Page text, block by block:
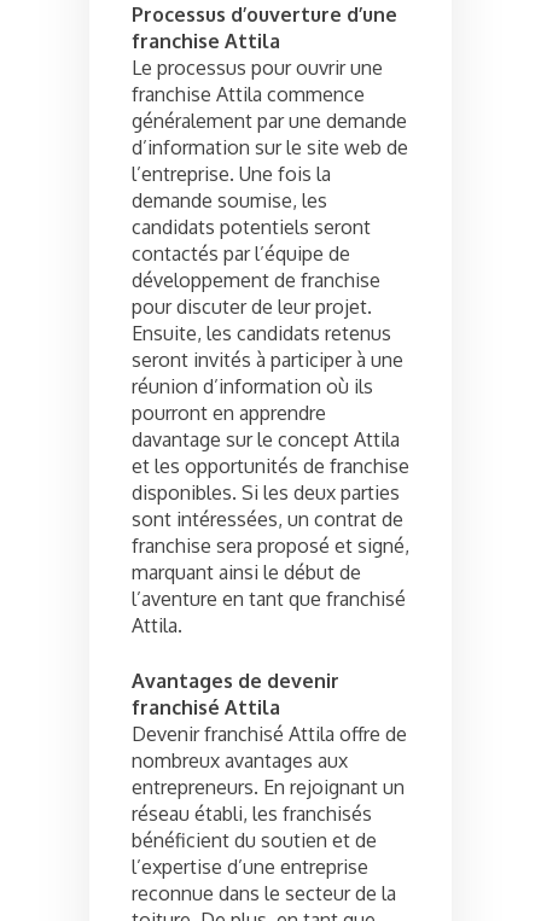
Processus d’ouverture d’une
franchise Attila
Le processus pour ouvrir une
franchise Attila commence
généralement par une demande
d’information sur le site web de
l’entreprise. Une fois la
demande soumise, les
candidats potentiels seront
contactés par l’équipe de
développement de franchise
pour discuter de leur projet.
Ensuite, les candidats retenus
seront invités à participer à une
réunion d’information où ils
pourront en apprendre
davantage sur le concept Attila
et les opportunités de franchise
disponibles. Si les deux parties
sont intéressées, un contrat de
franchise sera proposé et signé,
marquant ainsi le début de
l’aventure en tant que franchisé
Attila.
Avantages de devenir
franchisé Attila
Devenir franchisé Attila offre de
nombreux avantages aux
entrepreneurs. En rejoignant un
réseau établi, les franchisés
bénéficient du soutien et de
l’expertise d’une entreprise
reconnue dans le secteur de la